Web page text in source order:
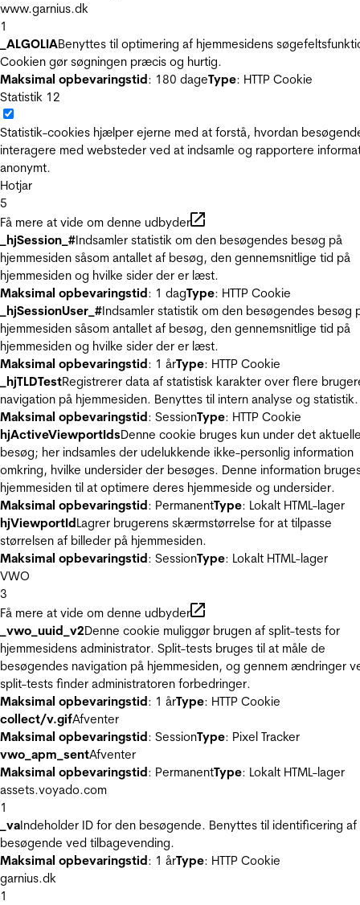
www.garnius.dk
1
_ALGOLIABenyttes til optimering af hjemmesidens
Cookien gør søgningen præcis og hurtig.
Maksimal opbevaringstid: 180 dageType: HTTP Cookie
Statistik 12
Statistik-cookies hjælper ejerne med at forstå, hvordan
interagere med websteder ved at indsamle og rapportere
anonymt.
Hotjar
5
Få mere at vide om denne udbyder
_hjSession_#Indsamler statistik om den besøgendes besøg på
hjemmesiden såsom antallet af besøg, den gennemsnitlige tid på
hjemmesiden og hvilke sider der er læst.
Maksimal opbevaringstid: 1 dagType: HTTP Cookie
_hjSessionUser_#Indsamler statistik om den besøgendes besøg
hjemmesiden såsom antallet af besøg, den gennemsnitlige tid på
hjemmesiden og hvilke sider der er læst.
Maksimal opbevaringstid: 1 årType: HTTP Cookie
_hjTLDTestRegistrerer data af statistisk karakter over flere
navigation på hjemmesiden. Benyttes til intern analyse og statistik.
Maksimal opbevaringstid: SessionType: HTTP Cookie
hjActiveViewportIdsDenne cookie bruges kun under det
besøg; her indsamles der udelukkende ikke-personlig information
omkring, hvilke undersider der besøges. Denne information
hjemmesiden til at optimere deres hjemmeside og undersider.
Maksimal opbevaringstid: PermanentType: Lokalt HTML-lager
hjViewportIdLagrer brugerens skærmstørrelse for at tilpasse
størrelsen af billeder på hjemmesiden.
Maksimal opbevaringstid: SessionType: Lokalt HTML-lager
VWO
3
Få mere at vide om denne udbyder
_vwo_uuid_v2Denne cookie muliggør brugen af split-tests for
hjemmesidens administrator. Split-tests bruges til at måle de
besøgendes navigation på hjemmesiden, og gennem ændringer
split-tests finder administratoren forbedringer.
Maksimal opbevaringstid: 1 årType: HTTP Cookie
collect/v.gifAfventer
Maksimal opbevaringstid: SessionType: Pixel Tracker
vwo_apm_sentAfventer
Maksimal opbevaringstid: PermanentType: Lokalt HTML-lager
assets.voyado.com
1
_vaIndeholder ID for den besøgende. Benyttes til identificering af
besøgende ved tilbagevending.
Maksimal opbevaringstid: 1 årType: HTTP Cookie
garnius.dk
1